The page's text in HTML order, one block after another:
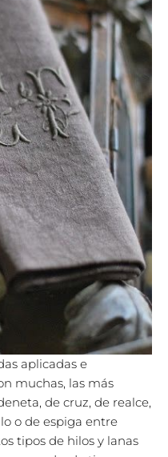
aplicadas e
muchas, las más
de cruz, de realce,
o de espiga entre
tipos de hilos y lanas